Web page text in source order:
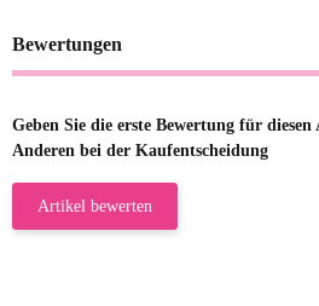
Bewertungen
Geben Sie die erste Bewertung für
Anderen bei der Kaufentscheidung
Artikel bewerten